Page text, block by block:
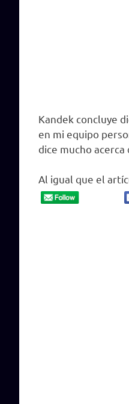
Kandek concluye
en mi equipo
dice mucho acerca
Al igual que el